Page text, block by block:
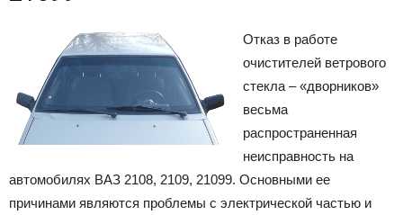
Отказ в работе
очистителей ветрового
стекла – «дворников»
весьма
распространенная
неисправность на
автомобилях ВАЗ 2108, 2109, 21099. Основными ее
причинами являются проблемы с электрической частью и